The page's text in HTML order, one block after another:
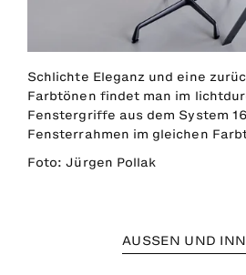
Schlichte Eleganz und eine
Farbtönen findet man im
Fenstergriffe aus dem System
Fensterrahmen im gleichen
Foto: Jürgen Pollak
AUSSEN UND